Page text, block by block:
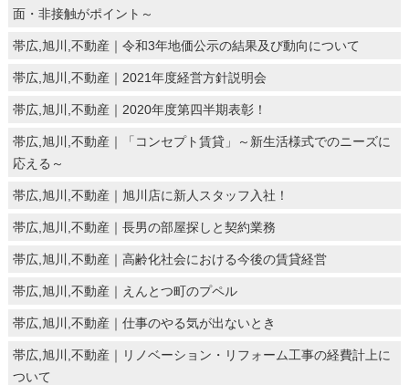
面・非接触がポイント～
帯広,旭川,不動産｜令和3年地価公示の結果及び動向について
帯広,旭川,不動産｜2021年度経営方針説明会
帯広,旭川,不動産｜2020年度第四半期表彰！
帯広,旭川,不動産｜「コンセプト賃貸」～新生活様式でのニーズに
応える～
帯広,旭川,不動産｜旭川店に新人スタッフ入社！
帯広,旭川,不動産｜長男の部屋探しと契約業務
帯広,旭川,不動産｜高齢化社会における今後の賃貸経営
帯広,旭川,不動産｜えんとつ町のプペル
帯広,旭川,不動産｜仕事のやる気が出ないとき
帯広,旭川,不動産｜リノベーション・リフォーム工事の経費計上に
ついて